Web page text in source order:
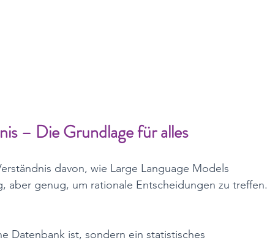
– Die Grundlage für alles
davon, wie Large Language Models
aber genug, um rationale Entscheidungen zu treffen.
Datenbank ist, sondern ein statistisches